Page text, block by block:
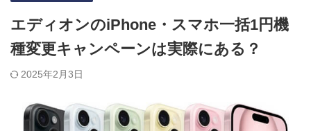
エディオンのiPhone・スマホ一括1円機
種変更キャンペーンは実際にある？
2025年2月3日